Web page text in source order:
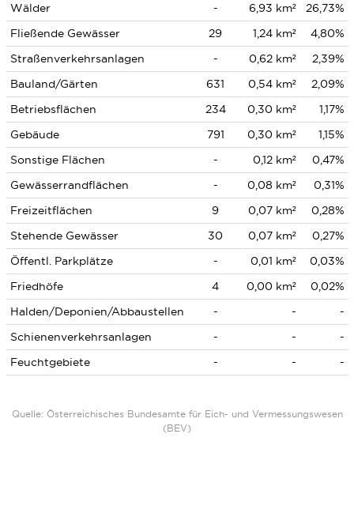
Wälder - 6,93 km²
26,73%
Fließende Gewässer
29 1,24 km²
4,80%
Straßenverkehrsanlagen
- 0,62 km²
2,39%
Bauland/Gärten
631 0,54 km²
2,09%
Betriebsflächen
234 0,30 km²
1,17%
Gebäude
791 0,30 km²
1,15%
Sonstige Flächen
- 0,12 km²
0,47%
Gewässerrandflächen
- 0,08 km²
0,31%
Freizeitflächen
9 0,07 km²
0,28%
Stehende Gewässer
30 0,07 km²
0,27%
Öffentl. Parkplätze
- 0,01 km²
0,03%
Friedhöfe
4 0,00 km²
0,02%
Halden/Deponien/Abbaustellen
- -
-
Schienenverkehrsanlagen
- -
-
Feuchtgebiete
- - -
Quelle: Österreichisches Bundesamte für Eich- und Vermessungswesen
(BEV)